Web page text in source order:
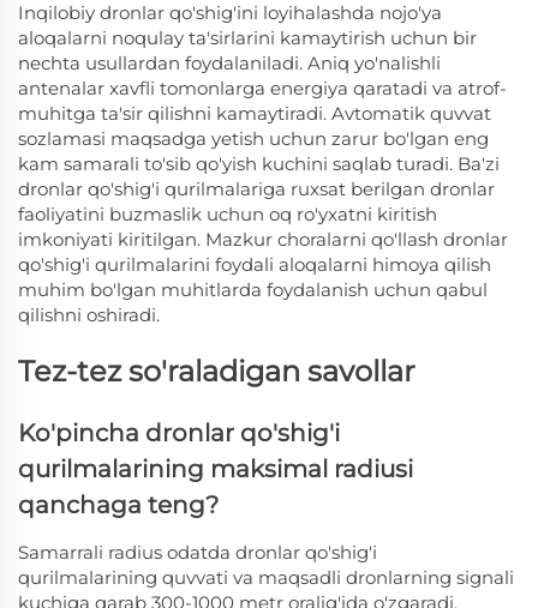
Inqilobiy dronlar qo'shig'ini loyihalashda nojo'ya
aloqalarni noqulay ta'sirlarini kamaytirish uchun bir
nechta usullardan foydalaniladi. Aniq yo'nalishli
antenalar xavfli tomonlarga energiya qaratadi va atrof-
muhitga ta'sir qilishni kamaytiradi. Avtomatik quvvat
sozlamasi maqsadga yetish uchun zarur bo'lgan eng
kam samarali to'sib qo'yish kuchini saqlab turadi. Ba'zi
dronlar qo'shig'i qurilmalariga ruxsat berilgan dronlar
faoliyatini buzmaslik uchun oq ro'yxatni kiritish
imkoniyati kiritilgan. Mazkur choralarni qo'llash dronlar
qo'shig'i qurilmalarini foydali aloqalarni himoya qilish
muhim bo'lgan muhitlarda foydalanish uchun qabul
qilishni oshiradi.
Tez-tez so'raladigan savollar
Ko'pincha dronlar qo'shig'i
qurilmalarining maksimal radiusi
qanchaga teng?
Samarrali radius odatda dronlar qo'shig'i
qurilmalarining quvvati va maqsadli dronlarning signali
kuchiga qarab 300-1000 metr oralig'ida o'zgaradi.